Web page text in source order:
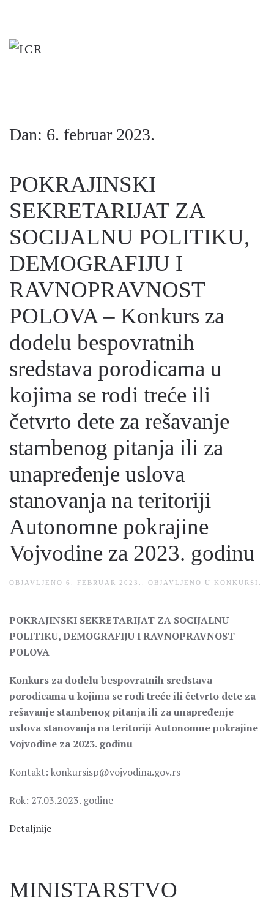
to
Dan: 6. februar 2023.
POKRAJINSKI
SEKRETARIJAT ZA
SOCIJALNU POLITIKU,
DEMOGRAFIJU I
RAVNOPRAVNOST
POLOVA – Konkurs za
dodelu bespovratnih
sredstava porodicama u
kojima se rodi treće ili
četvrto dete za rešavanje
stambenog pitanja ili za
unapređenje uslova
stanovanja na teritoriji
Autonomne pokrajine
Vojvodine za 2023. godinu
OBJAVLJENO 6. FEBRUAR 2023. . OBJAVLJENO U KONKURSI
POKRAJINSKI SEKRETARIJAT ZA SOCIJALNU
POLITIKU, DEMOGRAFIJU I RAVNOPRAVNOST
POLOVA
Konkurs za dodelu bespovratnih sredstava
porodicama u kojima se rodi treće ili četvrto dete za
rešavanje stambenog pitanja ili za unapređenje
uslova stanovanja na teritoriji Autonomne pokrajine
Vojvodine za 2023. godinu
Kontakt: konkursisp@vojvodina.gov.rs
Rok: 27.03.2023. godine
Detaljnije
MINISTARSTVO